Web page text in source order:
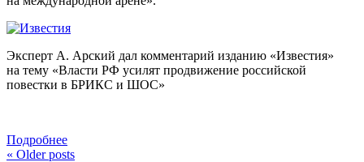
Эксперт А. Арский дал комментарий изданию «Известия»
на тему «Власти РФ усилят продвижение российской
повестки в БРИКС и ШОС»
Подробнее
« Older posts